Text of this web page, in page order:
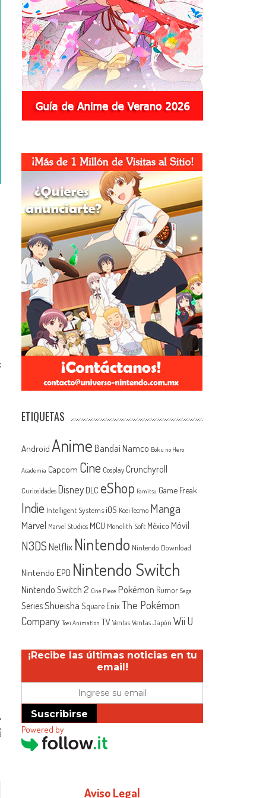
ETIQUETAS
Android Anime Bandai Namco Boku no Hero
Academia Capcom Cine Cosplay Crunchyroll
Curiosidades Disney DLC eShop Famitsu Game Freak
Indie Intelligent Systems iOS Koei Tecmo Manga
Marvel Marvel Studios MCU Monolith Soft México Móvil
N3DSNetflix Nintendo Nintendo Download
Nintendo EPD Nintendo Switch
Nintendo Switch 2 One Piece Pokémon Rumor Sega
SeriesShueisha Square EnixThe Pokémon
Company Toei Animation TV Ventas Ventas Japón Wii U
¡Recibe las últimas noticias en tu
email!
Suscribirse
Powered by
Aviso Legal